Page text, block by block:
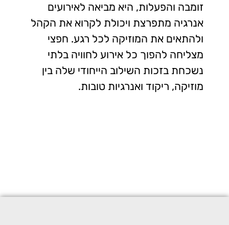
זומבה והפעלות, היא מביאה לאירועים
אנרגיה מתפרצת ויכולת לקרוא את הקהל
ולהתאים את המוזיקה לכל רגע. חפצי
מצליחה להפוך כל אירוע לחוויה בלתי
נשכחת בזכות השילוב הייחודי שלה בין
מוזיקה, ריקוד ואנרגיות טובות.